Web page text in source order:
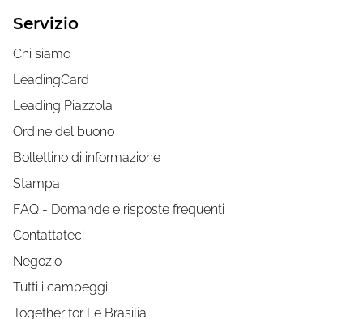
Servizio
Chi siamo
LeadingCard
Leading Piazzola
Ordine del buono
Bollettino di informazione
Stampa
FAQ - Domande e risposte frequenti
Contattateci
Negozio
Tutti i campeggi
Together for Le Brasilia